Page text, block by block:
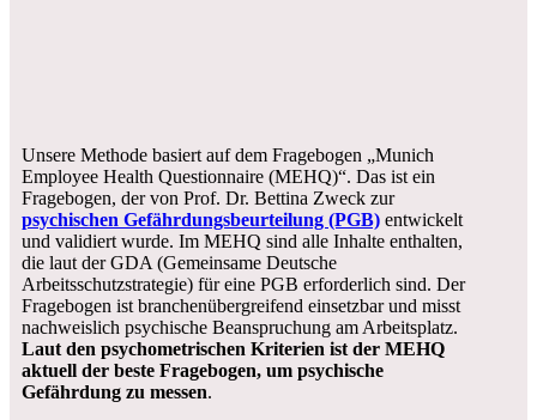
Unsere Methode basiert auf dem Fragebogen „Munich
Employee Health Questionnaire (MEHQ)“. Das ist ein
Fragebogen, der von Prof. Dr. Bettina Zweck zur
psychischen Gefährdungsbeurteilung (PGB)entwickelt
und validiert wurde. Im MEHQ sind alle Inhalte enthalten,
die laut der GDA (Gemeinsame Deutsche
Arbeitsschutzstrategie) für eine PGB erforderlich sind. Der
Fragebogen ist branchenübergreifend einsetzbar und misst
nachweislich psychische Beanspruchung am Arbeitsplatz.
Laut den psychometrischen Kriterien ist der MEHQ
aktuell der beste Fragebogen, um psychische
Gefährdung zu messen.